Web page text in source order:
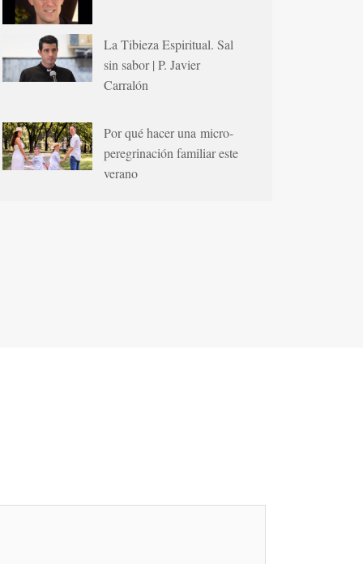
La Tibieza Espiritual. Sal
sin sabor | P. Javier
Carralón
Por qué hacer una micro-
peregrinación familiar este
verano